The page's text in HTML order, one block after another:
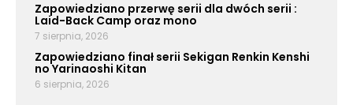
Zapowiedziano przerwę serii dla dwóch serii :
Laid-Back Camp oraz mono
7 sierpnia, 2026
Zapowiedziano finał serii Sekigan Renkin Kenshi
no Yarinaoshi Kitan
6 sierpnia, 2026